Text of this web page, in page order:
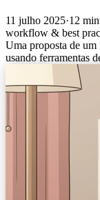
11 julho 2025·12
workflow & best
Uma proposta de
usando ferramentas